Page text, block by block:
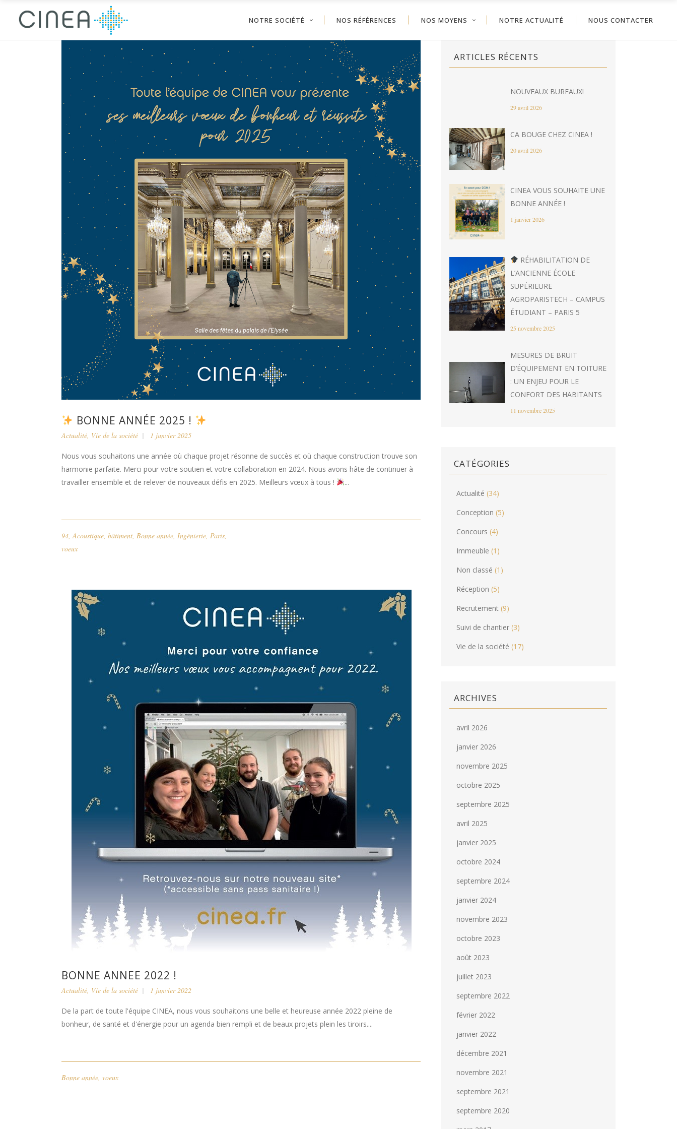
NOTRE SOCIÉTÉ NOS RÉFÉRENCES NOS MOYENS NOTRE ACTUALITÉ NOUS CONTACTER
BONNE ANNÉE 2025 !
Actualité Vie de la société 1 janvier 2025
Nous vous souhaitons une année où chaque projet résonne de succès et où chaque construction trouve son
harmonie parfaite. Merci pour votre soutien et votre collaboration en 2024. Nous avons hâte de continuer à
travailler ensemble et de relever de nouveaux défis en 2025. Meilleurs vœux à tous !
...
94 Acoustique bâtiment Bonne année Ingénierie Paris
voeux
BONNE ANNEE 2022 !
Actualité Vie de la société 1 janvier 2022
De la part de toute l'équipe CINEA, nous vous souhaitons une belle et heureuse année 2022 pleine de
bonheur, de santé et d'énergie pour un agenda bien rempli et de beaux projets plein les tiroirs....
Bonne année voeux
ARTICLES RÉCENTS
NOUVEAUX BUREAUX!
29 avril 2026
CA BOUGE CHEZ CINEA !
20 avril 2026
CINEA VOUS SOUHAITE UNE
BONNE ANNÉE !
1 janvier 2026
RÉHABILITATION DE
L’ANCIENNE ÉCOLE
SUPÉRIEURE
AGROPARISTECH – CAMPUS
ÉTUDIANT – PARIS 5
25 novembre 2025
MESURES DE BRUIT
D’ÉQUIPEMENT EN TOITURE
: UN ENJEU POUR LE
CONFORT DES HABITANTS
11 novembre 2025
CATÉGORIES
Actualité (34)
Conception (5)
Concours (4)
Immeuble (1)
Non classé (1)
Réception (5)
Recrutement (9)
Suivi de chantier (3)
Vie de la société (17)
ARCHIVES
avril 2026
janvier 2026
novembre 2025
octobre 2025
septembre 2025
avril 2025
janvier 2025
octobre 2024
septembre 2024
janvier 2024
novembre 2023
octobre 2023
août 2023
juillet 2023
septembre 2022
février 2022
janvier 2022
décembre 2021
novembre 2021
septembre 2021
septembre 2020